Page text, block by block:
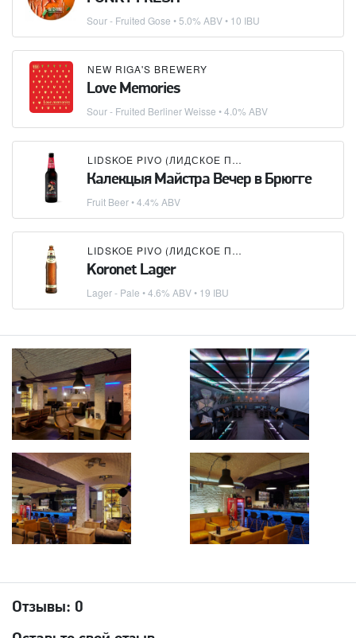
Sour - Fruited Gose • 5.0% ABV • 10 IBU
NEW RIGA'S BREWERY
Love Memories
Sour - Fruited Berliner Weisse • 4.0% ABV
LIDSKOE PIVO (ЛИДСКОЕ ПИВО)
Калекцыя Майстра Вечер в Брюгге
Fruit Beer• 4.4% ABV
LIDSKOE PIVO (ЛИДСКОЕ ПИВО)
Koronet Lager
Lager - Pale • 4.6% ABV • 19 IBU
Отзывы: 0